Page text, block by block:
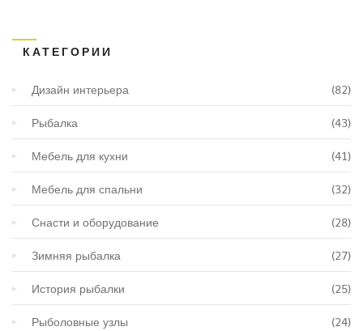
КАТЕГОРИИ
Дизайн интерьера (82)
Рыбалка (43)
Мебель для кухни (41)
Мебель для спальни (32)
Снасти и оборудование (28)
Зимняя рыбалка (27)
История рыбалки (25)
Рыболовные узлы (24)